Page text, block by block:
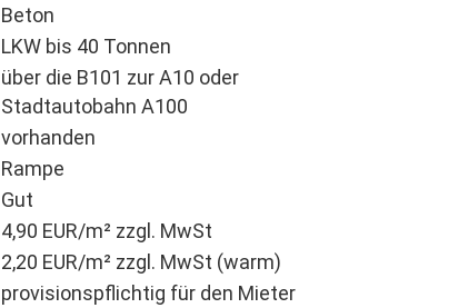
Beton
LKW bis 40 Tonnen
über die B101 zur A10 oder
Stadtautobahn A100
vorhanden
Rampe
Gut
4,90 EUR/m² zzgl. MwSt
2,20 EUR/m² zzgl. MwSt (warm)
provisionspflichtig für den Mieter